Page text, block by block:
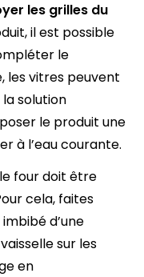
les grilles du
il est possible
le
les vitres peuvent
solution
le produit une
à l’eau courante.
four doit être
cela, faites
d’une
sur les
en